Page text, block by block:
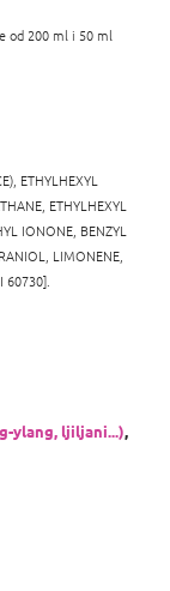
od 200 ml i 50 ml
ETHYLHEXYL
ETHYLHEXYL
IONONE, BENZYL
LIMONENE,
60730].
ylang, ljiljani...),